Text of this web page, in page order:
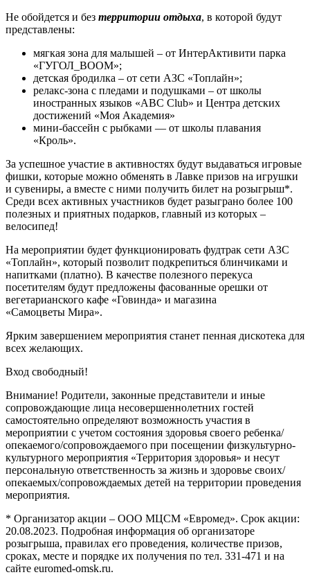
Не обойдется и без территории отдыха, в которой будут
представлены:
мягкая зона для малышей – от ИнтерАктивити парка
«ГУГОЛ_BOOM»;
детская бродилка – от сети АЗС «Топлайн»;
релакс-зона с пледами и подушками – от школы
иностранных языков «ABC Club» и Центра детских
достижений «Моя Академия»
мини-бассейн с рыбками — от школы плавания
«Кроль».
За успешное участие в активностях будут выдаваться игровые
фишки, которые можно обменять в Лавке призов на игрушки
и сувениры, а вместе с ними получить билет на розыгрыш*.
Среди всех активных участников будет разыграно более 100
полезных и приятных подарков, главный из которых –
велосипед!
На мероприятии будет функционировать фудтрак сети АЗС
«Топлайн», который позволит подкрепиться блинчиками и
напитками (платно). В качестве полезного перекуса
посетителям будут предложены фасованные орешки от
вегетарианского кафе «Говинда» и магазина
«Самоцветы Мира».
Ярким завершением мероприятия станет пенная дискотека для
всех желающих.
Вход свободный!
Внимание! Родители, законные представители и иные
сопровождающие лица несовершеннолетних гостей
самостоятельно определяют возможность участия в
мероприятии с учетом состояния здоровья своего ребенка/
опекаемого/сопровождаемого при посещении физкультурно-
культурного мероприятия «Территория здоровья» и несут
персональную ответственность за жизнь и здоровье своих/
опекаемых/сопровождаемых детей на территории проведения
мероприятия.
* Организатор акции – ООО МЦСМ «Евромед». Срок акции:
20.08.2023. Подробная информация об организаторе
розыгрыша, правилах его проведения, количестве призов,
сроках, месте и порядке их получения по тел. 331-471 и на
сайте euromed-omsk.ru.